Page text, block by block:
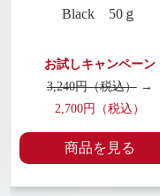
Black 50ｇ
お試しキャンペーン
3,240円（税込）→
2,700円（税込）
商品を見る